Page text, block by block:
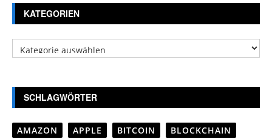
KATEGORIEN
Kategorien
SCHLAGWÖRTER
AMAZON APPLE BITCOIN
BLOCKCHAIN